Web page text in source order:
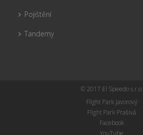
Pojištění
Tandemy
© 2017 El Speedo s.r.o.
Flight Park Javorový
Flight Park Prašivá
Facebook
YouTube